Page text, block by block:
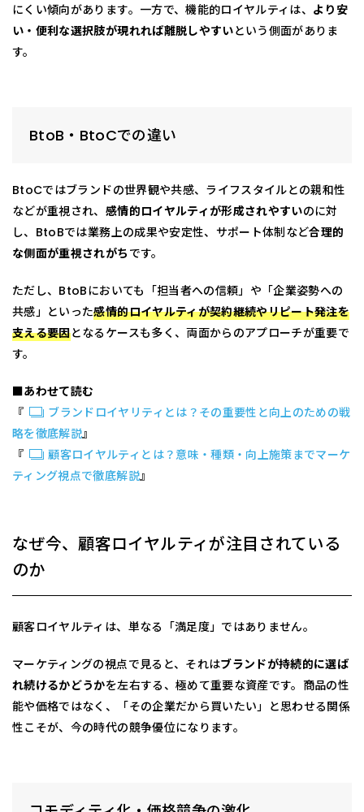
にくい傾向があります。一方で、機能的ロイヤルティは、 より安
い・便利な選択肢が現れれば離脱しやすいという側面がありま
す。
BtoB・BtoCでの違い
BtoCではブランドの世界観や共感、ライフスタイルとの親和性
などが重視され、 感情的ロイヤルティが形成されやすいのに対
し、BtoBでは業務上の成果や安定性、サポート体制など合理的
な側面が重視されがち です。
ただし、BtoBにおいても「担当者への信頼」や「企業姿勢への
共感」といった感情的ロイヤルティが契約継続やリピート発注を
支える要因となるケースも多く、両面からのアプローチが重要で
す。
■あわせて読む
『
ブランドロイヤリティとは？その重要性と向上のための戦
略を徹底解説』
『
顧客ロイヤルティとは？意味・種類・向上施策までマーケ
ティング視点で徹底解説』
なぜ今、顧客ロイヤルティが注目されている
のか
顧客ロイヤルティは、単なる「満足度」ではありません。
マーケティングの視点で見ると、それはブランドが持続的に選ば
れ続けるかどうかを左右する、極めて重要な資産です。商品の性
能や価格ではなく、「その企業だから買いたい」と思わせる関係
性こそが、今の時代の競争優位になります。